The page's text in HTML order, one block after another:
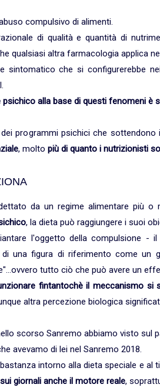
compulsivo di alimenti.
di qualità e quantità di
qualsiasi altra farmacologia applica
sintomatico che si configurerebbe
alla base di questi fenomeni è
programmi psichici che
, molto più di quanto i nutrizionisti
da un regime alimentare più o
, la dieta può raggiungere i suoi
l'oggetto della compulsione -
una figura di riferimento come un
tutto ciò che può avere un
fintantochè il meccanismo si
altra percezione biologica
scorso Sanremo abbiamo visto sul
avevamo di lei nel Sanremo 2018.
intorno alla dieta speciale e al
giornali anche il motore reale,